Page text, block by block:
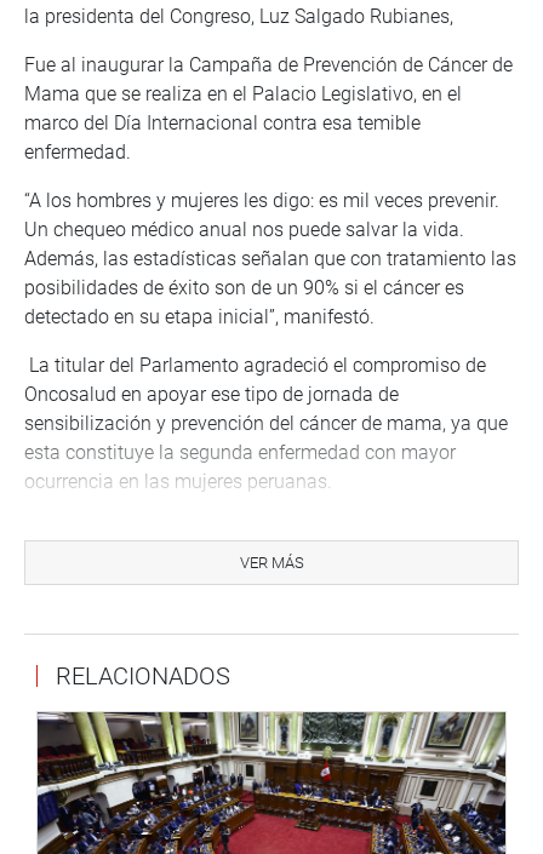
la presidenta del Congreso, Luz Salgado Rubianes,
Fue al inaugurar la Campaña de Prevención de Cáncer de
Mama que se realiza en el Palacio Legislativo, en el
marco del Día Internacional contra esa temible
enfermedad.
“A los hombres y mujeres les digo: es mil veces prevenir.
Un chequeo médico anual nos puede salvar la vida.
Además, las estadísticas señalan que con tratamiento las
posibilidades de éxito son de un 90% si el cáncer es
detectado en su etapa inicial”, manifestó.
La titular del Parlamento agradeció el compromiso de
Oncosalud en apoyar ese tipo de jornada de
sensibilización y prevención del cáncer de mama, ya que
esta constituye la segunda enfermedad con mayor
ocurrencia en las mujeres peruanas.
tenemos que reducir drásticamente y en eso estamos
comprometidas las instituciones públicas y privadas”,
Salgado también recomendó tomar en cuenta los factores
de riesgo del cáncer como el sobrepeso, llevar una vida
sedentaria o familiares cercanos que padecieron ese mal.
Por su parte, el gerente de Oncosalud, Juan Carlos
Rodríguez Solier, saludó el compromiso del Parlamento
Nacional para realizar una campaña de prevención y
VER MÁS
RELACIONADOS